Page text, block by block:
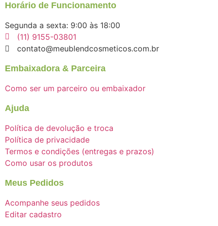
Horário de Funcionamento
Segunda a sexta: 9:00 às 18:00​​
(11) 9155-03801
contato@meublendcosmeticos.com.br
Embaixadora & Parceira
Como ser um parceiro ou embaixador
Ajuda
Política de devolução e troca
Política de privacidade
Termos e condições (entregas e prazos)
Como usar os produtos
Meus Pedidos
Acompanhe seus pedidos
Editar cadastro